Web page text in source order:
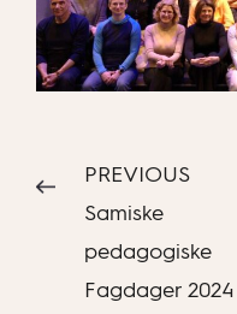
PREVIOUS
Samiske
pedagogiske
Fagdager 2024